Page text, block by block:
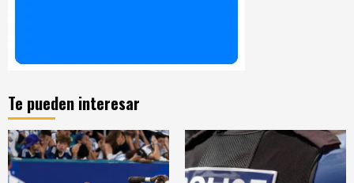
Te pueden interesar